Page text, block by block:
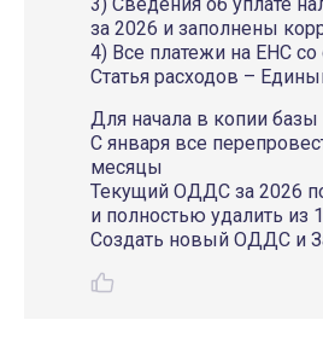
за 2026 и заполнены
4) Все платежи на ЕНС
Статья расходов –
Для начала в копии базы
С января все
месяцы
Текущий ОДДС за 2026
и полностью удалить из
Создать новый ОДДС и